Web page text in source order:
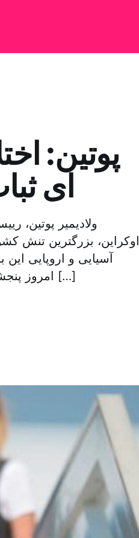
پوتین:
ای
ولادیمیر پوتین،
اوکراین، بزرگترین
آسیایی و اروپایی
امروز پنجشنبه ۱۶ اکتبر، در حاشیه دهمین دور نشست رهبران آسیایی […]